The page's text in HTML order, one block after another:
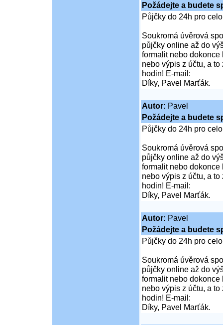
Požádejte a budete
Půjčky do 24h pro
Soukromá úvěrová
půjčky online až do
formalit nebo dokonce
nebo výpis z účtu, a
hodin! E-mail:
Díky, Pavel Marťák.
Autor: Pavel
Požádejte a budete
Půjčky do 24h pro
Soukromá úvěrová
půjčky online až do
formalit nebo dokonce
nebo výpis z účtu, a
hodin! E-mail:
Díky, Pavel Marťák.
Autor: Pavel
Požádejte a budete
Půjčky do 24h pro
Soukromá úvěrová
půjčky online až do
formalit nebo dokonce
nebo výpis z účtu, a
hodin! E-mail:
Díky, Pavel Marťák.